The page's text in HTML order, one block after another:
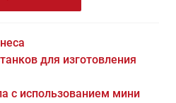
для изготовления
с использованием мини